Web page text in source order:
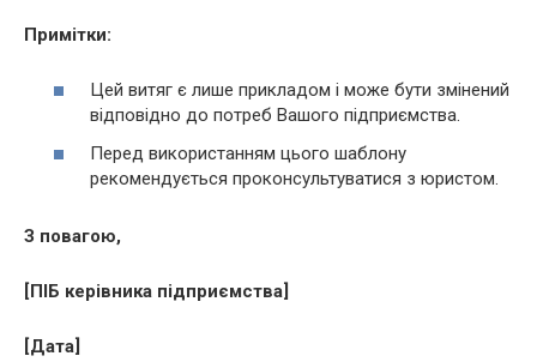
Примітки:
Цей витяг є лише прикладом і може бути змінений
відповідно до потреб Вашого підприємства.
Перед використанням цього шаблону
рекомендується проконсультуватися з юристом.
З повагою,
[ПІБ керівника підприємства]
[Дата]